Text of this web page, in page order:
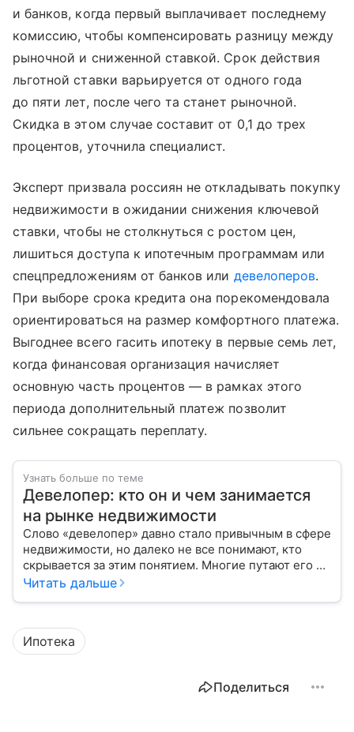
и банков, когда первый выплачивает последнему
комиссию, чтобы компенсировать разницу между
рыночной и сниженной ставкой. Срок действия
льготной ставки варьируется от одного года
до пяти лет, после чего та станет рыночной.
Скидка в этом случае составит от 0,1 до трех
процентов, уточнила специалист.
Эксперт призвала россиян не откладывать покупку
недвижимости в ожидании снижения ключевой
ставки, чтобы не столкнуться с ростом цен,
лишиться доступа к ипотечным программам или
спецпредложениям от банков или девелоперов.
При выборе срока кредита она порекомендовала
ориентироваться на размер комфортного платежа.
Выгоднее всего гасить ипотеку в первые семь лет,
когда финансовая организация начисляет
основную часть процентов — в рамках этого
периода дополнительный платеж позволит
сильнее сокращать переплату.
Узнать больше по теме
Девелопер: кто он и чем занимается
на рынке недвижимости
Слово «девелопер» давно стало привычным в сфере
недвижимости, но далеко не все понимают, кто
скрывается за этим понятием. Многие путают его с
застройщиком, думая, что это одно и то же. На
Читать дальше
Ипотека
Поделиться